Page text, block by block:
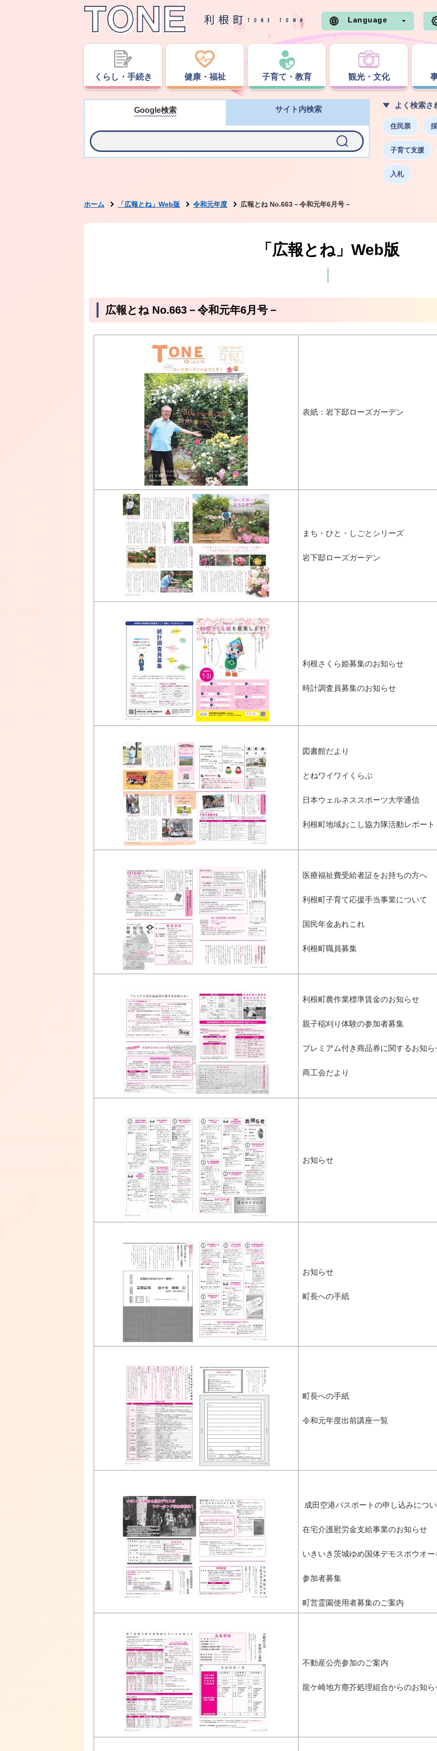
Language
くらし・手続き 健康・福祉 子育て・教育 観光・文化
Google検索 サイト内検索 よく検索さ
住民票
子育て支援
入札
ホーム 「広報とね」Web版 令和元年度 広報とね No.663－令和元年6月号－
「広報とね」Web版
広報とね No.663－令和元年6月号－
表紙：岩下邸ローズガーデン
まち・ひと・しごとシリーズ
岩下邸ローズガーデン
利根さくら姫募集のお知らせ
時計調査員募集のお知らせ
図書館だより
とねワイワイくらぶ
日本ウェルネススポーツ大学通信
利根町地域おこし協力隊活動レポート
医療福祉費受給者証をお持ちの方へ
利根町子育て応援手当事業について
国民年金あれこれ
利根町職員募集
利根町農作業標準賃金のお知らせ
親子稲刈り体験の参加者募集
プレミアム付き商品券に関するお知ら
商工会だより
お知らせ
お知らせ
町長への手紙
町長への手紙
令和元年度出前講座一覧
成田空港パスポートの申し込みにつ
在宅介護慰労金支給事業のお知らせ
いきいき茨城ゆめ国体デモスポウオー
参加者募集
町営霊園使用者募集のご案内
不動産公売参加のご案内
龍ケ崎地方塵芥処理組合からのお知ら